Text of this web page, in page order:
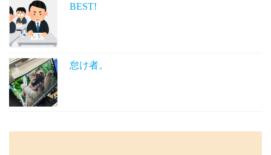
BEST!
怠け者。